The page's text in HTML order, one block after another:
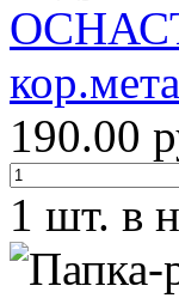
190.00
1 шт. в